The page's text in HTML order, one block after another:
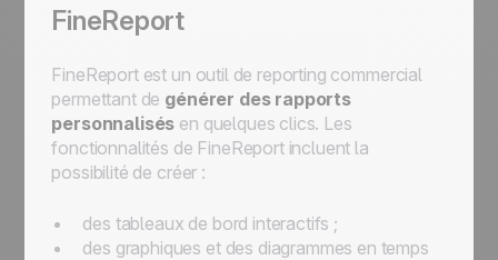
FineReport
FineReport est un outil de reporting commercial
permettant de générer des rapports
personnalisés en quelques clics. Les
fonctionnalités de FineReport incluent la
possibilité de créer :
des tableaux de bord interactifs ;
des graphiques et des diagrammes en temps